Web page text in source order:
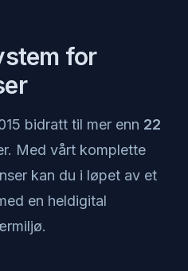
for
bidratt til mer enn 22
Med vårt komplette
kan du i løpet av et
en heldigital